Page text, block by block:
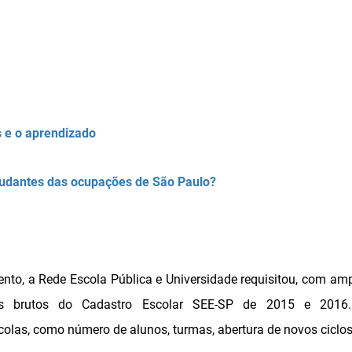
e o aprendizado
das ocupações de São Paulo?
a Rede Escola Pública e Universidade requisitou, com
brutos do Cadastro Escolar SEE-SP de 2015 e
como número de alunos, turmas, abertura de novos